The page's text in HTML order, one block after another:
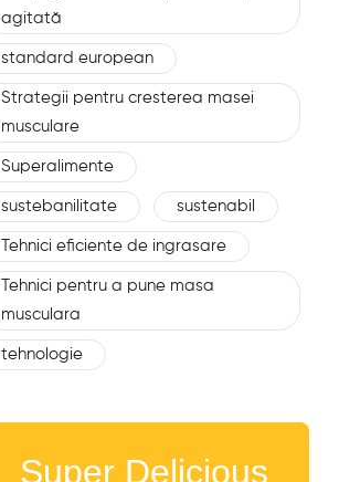
agitată
standard european
Strategii pentru cresterea masei
musculare
Superalimente
sustebanilitate sustenabil
Tehnici eficiente de ingrasare
Tehnici pentru a pune masa
musculara
tehnologie
Super Delicious